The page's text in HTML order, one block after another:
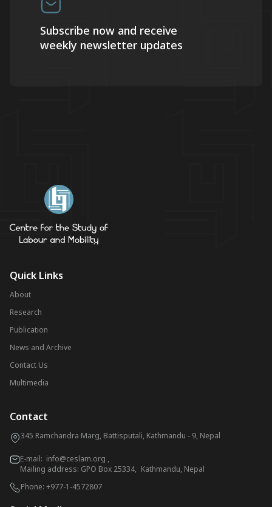
Subscribe now and receive
weekly newsletter updates
Quick Links
About
Research
Publication
News and Archive
Contact Us
Multimedia
Contact
345 Ramchandra Marg, Battisputali, Kathmandu - 9, Nepal
E-mail: info@ceslam.org ,
Mailing address: GPO Box 25334, Kathmandu, Nepal
Phone: +977-1-4572807